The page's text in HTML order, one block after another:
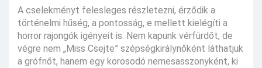
A cselekményt felesleges részletezni, érződik a
történelmi hűség, a pontosság, e mellett kielégíti a
horror rajongók igényeit is. Nem kapunk vérfürdőt, de
végre nem „Miss Csejte” szépségkirálynőként láthatjuk
a grófnőt, hanem egy korosodó nemesasszonyként, ki